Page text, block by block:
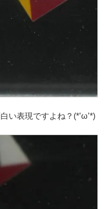
い表現ですよね？(*’ω’*)